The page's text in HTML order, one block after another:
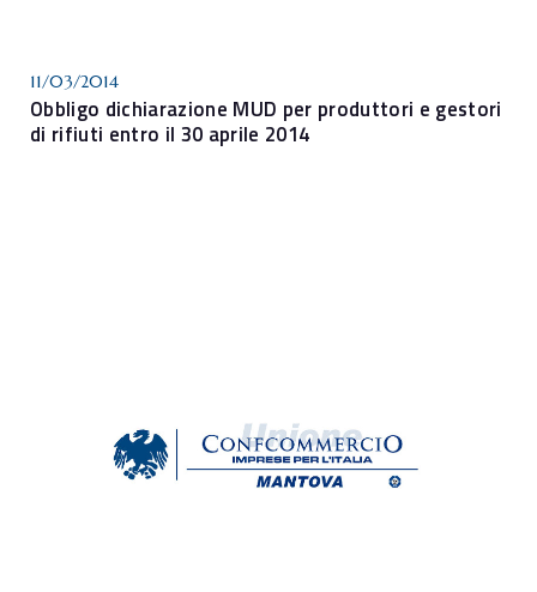
11/03/2014
Obbligo dichiarazione MUD per produttori e gestori
di rifiuti entro il 30 aprile 2014